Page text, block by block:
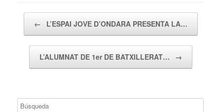
← L’ESPAI JOVE D’ONDARA PRESENTA LA…
L’ALUMNAT DE 1er DE BATXILLERAT… →